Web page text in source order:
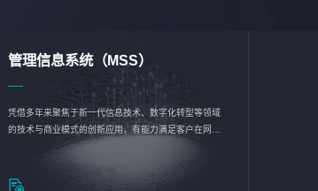
管理信息系统（MSS）
凭借多年来聚焦于新一代信息技术、数字化转型等领域
的技术与商业模式的创新应用，有能力满足客户在网络
优化、运营维护和信息安全防护等方面的需求，为客户